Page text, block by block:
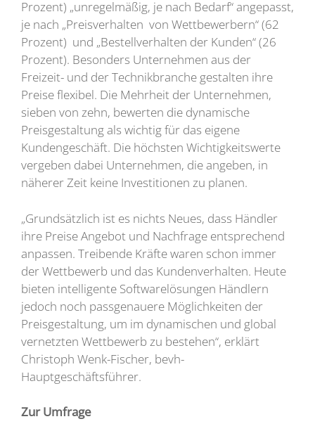
Prozent) „unregelmäßig, je nach Bedarf“ angepasst,
je nach „Preisverhalten von Wettbewerbern“ (62
Prozent) und „Bestellverhalten der Kunden“ (26
Prozent). Besonders Unternehmen aus der
Freizeit- und der Technikbranche gestalten ihre
Preise flexibel. Die Mehrheit der Unternehmen,
sieben von zehn, bewerten die dynamische
Preisgestaltung als wichtig für das eigene
Kundengeschäft. Die höchsten Wichtigkeitswerte
vergeben dabei Unternehmen, die angeben, in
näherer Zeit keine Investitionen zu planen.
„Grundsätzlich ist es nichts Neues, dass Händler
ihre Preise Angebot und Nachfrage entsprechend
anpassen. Treibende Kräfte waren schon immer
der Wettbewerb und das Kundenverhalten. Heute
bieten intelligente Softwarelösungen Händlern
jedoch noch passgenauere Möglichkeiten der
Preisgestaltung, um im dynamischen und global
vernetzten Wettbewerb zu bestehen“, erklärt
Christoph Wenk-Fischer, bevh-
Hauptgeschäftsführer.
Zur Umfrage